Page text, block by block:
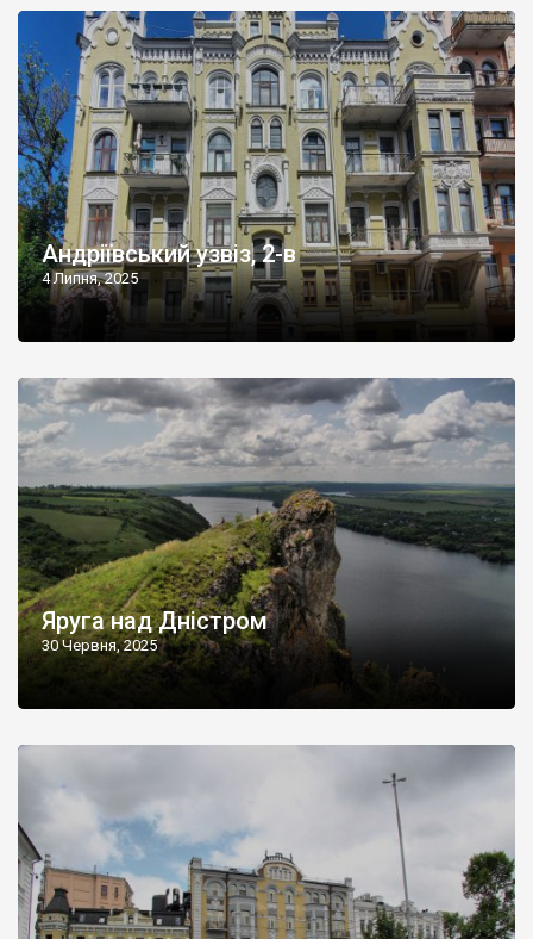
Андріївський узвіз, 2-в
4 Липня, 2025
Яруга над Дністром
30 Червня, 2025